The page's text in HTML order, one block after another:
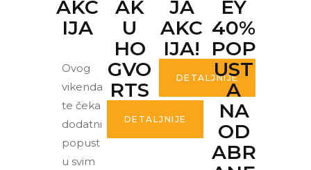
AKC
IJA
Ovog
vikenda
te čeka
dodatni
popust
u svim
AK
U
HO
GVO
RTS
DETALJNIJE
JA
AKC
IJA!
DETALJNIJE
EY
40%
POP
UST
A
NA
OD
ABR